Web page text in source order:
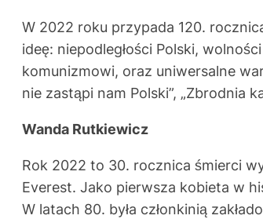
W 2022 roku przypada 120.
ideę: niepodległości Polski,
komunizmowi, oraz uniwersalne
nie zastąpi nam Polski”, „Zbrodnia
Wanda Rutkiewicz
Rok 2022 to 30. rocznica śmierci
Everest. Jako pierwsza kobieta w
W latach 80. była członkinią